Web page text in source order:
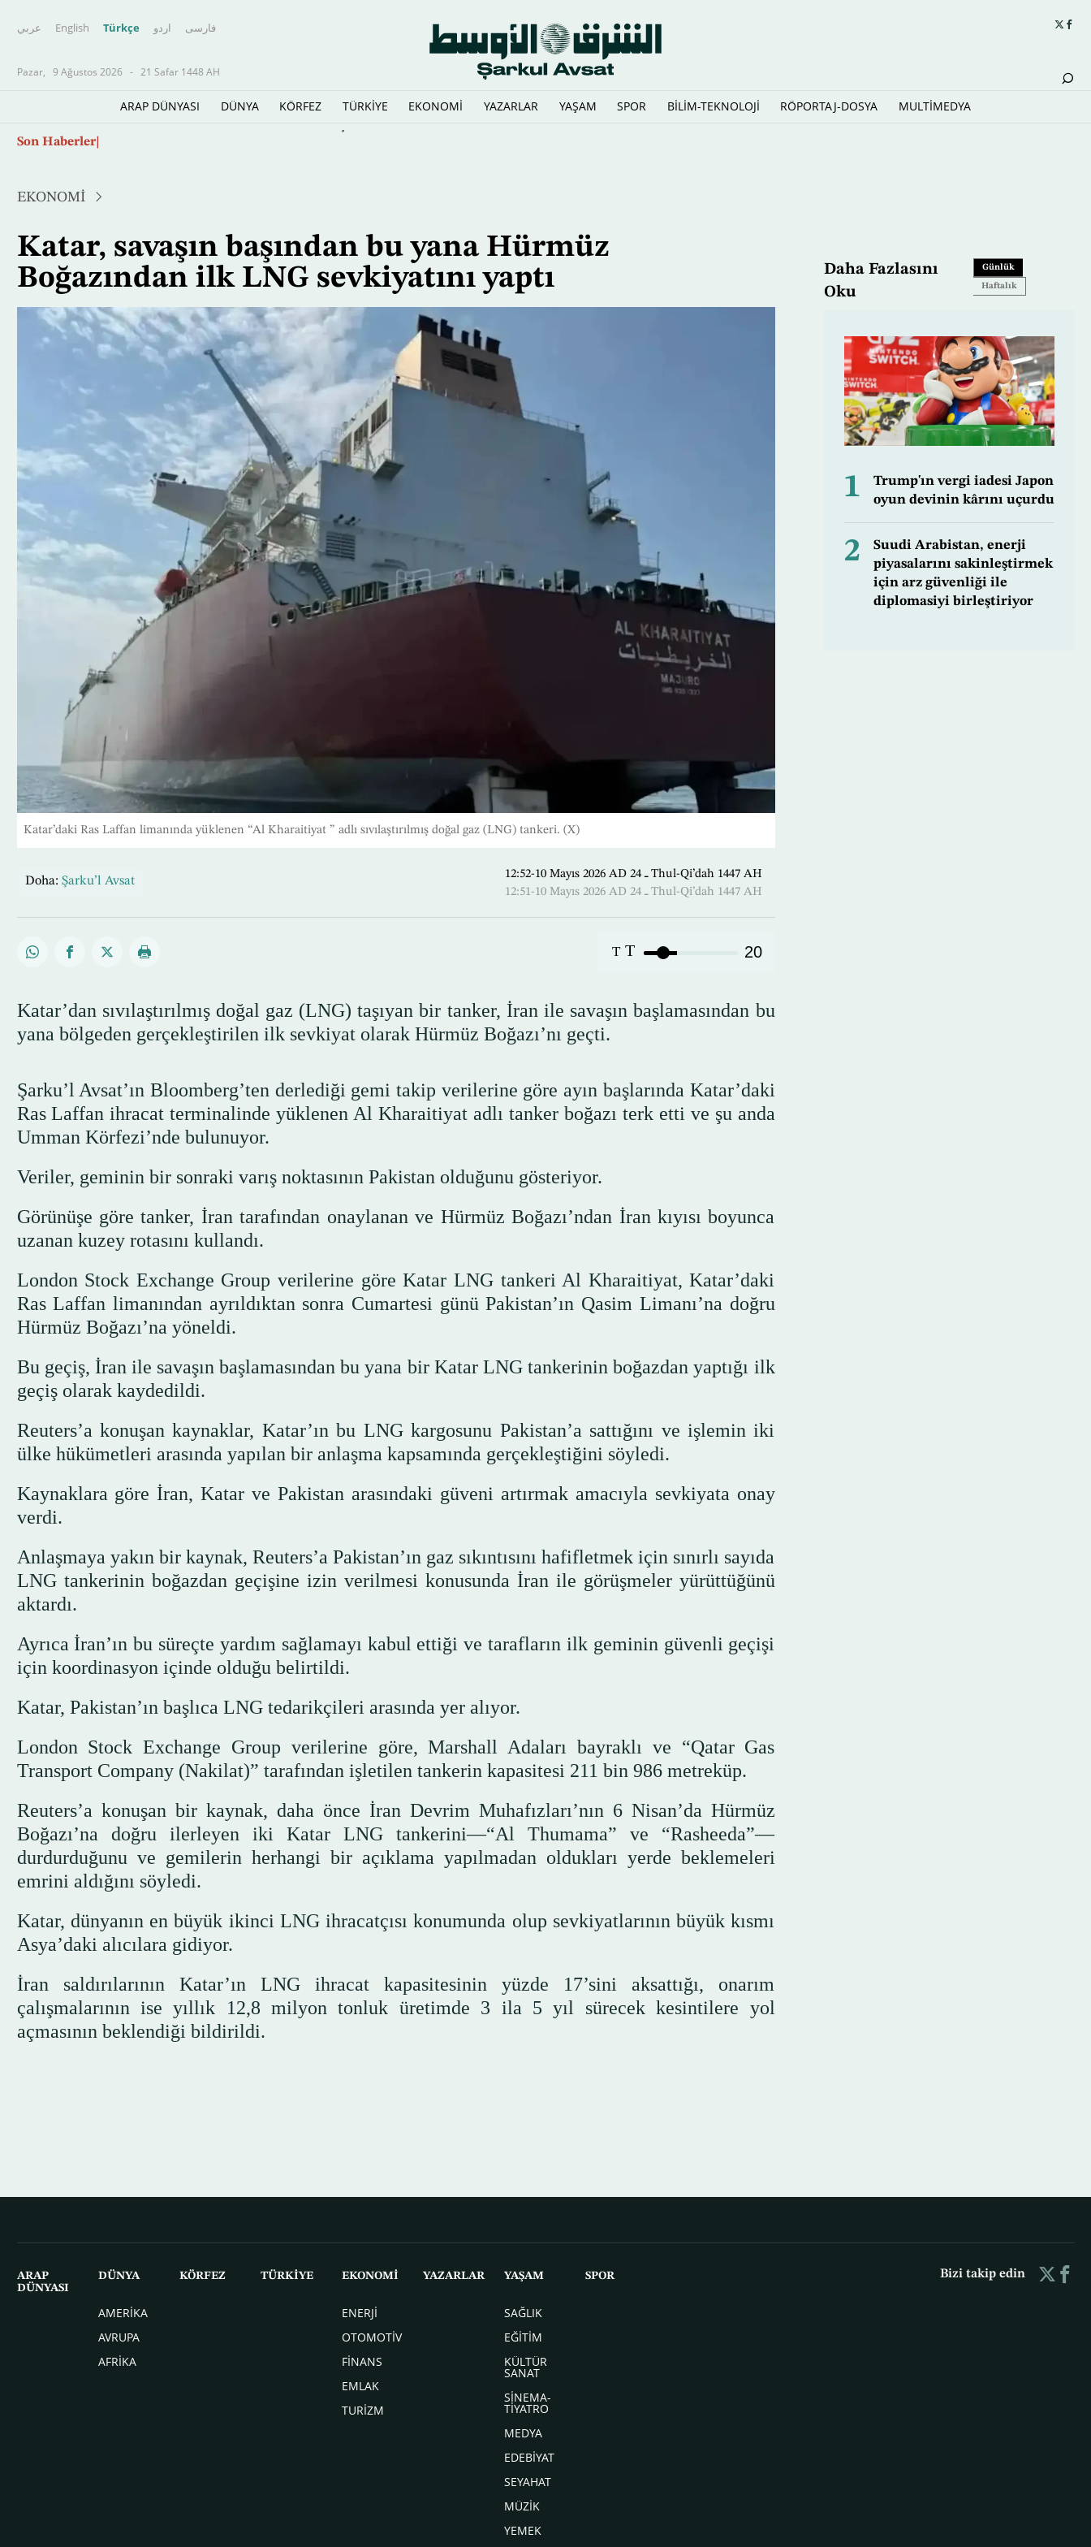
عربي English Türkçe اردو فارسى
Pazar, 9 Ağustos 2026 - 21 Safar 1448 AH
ARAP DÜNYASI DÜNYA KÖRFEZ TÜRKİYE EKONOMİ YAZARLAR YAŞAM SPOR BİLİM-TEKNOLOJİ RÖPORTAJ-DOSYA MULTİMEDYA
Ana
Son Haberler
EKONOMİ
Katar, savaşın başından bu yana Hürmüz
Boğazından ilk LNG sevkiyatını yaptı
Katar’daki Ras Laffan limanında yüklenen “Al Kharaitiyat ” adlı sıvılaştırılmış doğal gaz (LNG) tankeri. (X)
Doha: Şarku’l Avsat
12:52-10 Mayıs 2026 AD ـ 24 Thul-Qi’dah 1447 AH
12:51-10 Mayıs 2026 AD ـ 24 Thul-Qi’dah 1447 AH
T T 20
Katar’dan sıvılaştırılmış doğal gaz (LNG) taşıyan bir tanker, İran ile savaşın başlamasından bu
yana bölgeden gerçekleştirilen ilk sevkiyat olarak Hürmüz Boğazı’nı geçti.
Şarku’l Avsat’ın Bloomberg’ten derlediği gemi takip verilerine göre ayın başlarında Katar’daki
Ras Laffan ihracat terminalinde yüklenen Al Kharaitiyat adlı tanker boğazı terk etti ve şu anda
Umman Körfezi’nde bulunuyor.
Veriler, geminin bir sonraki varış noktasının Pakistan olduğunu gösteriyor.
Görünüşe göre tanker, İran tarafından onaylanan ve Hürmüz Boğazı’ndan İran kıyısı boyunca
uzanan kuzey rotasını kullandı.
London Stock Exchange Group verilerine göre Katar LNG tankeri Al Kharaitiyat, Katar’daki
Ras Laffan limanından ayrıldıktan sonra Cumartesi günü Pakistan’ın Qasim Limanı’na doğru
Hürmüz Boğazı’na yöneldi.
Bu geçiş, İran ile savaşın başlamasından bu yana bir Katar LNG tankerinin boğazdan yaptığı ilk
geçiş olarak kaydedildi.
Reuters’a konuşan kaynaklar, Katar’ın bu LNG kargosunu Pakistan’a sattığını ve işlemin iki
ülke hükümetleri arasında yapılan bir anlaşma kapsamında gerçekleştiğini söyledi.
Kaynaklara göre İran, Katar ve Pakistan arasındaki güveni artırmak amacıyla sevkiyata onay
verdi.
Anlaşmaya yakın bir kaynak, Reuters’a Pakistan’ın gaz sıkıntısını hafifletmek için sınırlı sayıda
LNG tankerinin boğazdan geçişine izin verilmesi konusunda İran ile görüşmeler yürüttüğünü
aktardı.
Ayrıca İran’ın bu süreçte yardım sağlamayı kabul ettiği ve tarafların ilk geminin güvenli geçişi
için koordinasyon içinde olduğu belirtildi.
Katar, Pakistan’ın başlıca LNG tedarikçileri arasında yer alıyor.
London Stock Exchange Group verilerine göre, Marshall Adaları bayraklı ve “Qatar Gas
Transport Company (Nakilat)” tarafından işletilen tankerin kapasitesi 211 bin 986 metreküp.
Reuters’a konuşan bir kaynak, daha önce İran Devrim Muhafızları’nın 6 Nisan’da Hürmüz
Boğazı’na doğru ilerleyen iki Katar LNG tankerini—“Al Thumama” ve “Rasheeda”—
durdurduğunu ve gemilerin herhangi bir açıklama yapılmadan oldukları yerde beklemeleri
emrini aldığını söyledi.
Katar, dünyanın en büyük ikinci LNG ihracatçısı konumunda olup sevkiyatlarının büyük kısmı
Asya’daki alıcılara gidiyor.
İran saldırılarının Katar’ın LNG ihracat kapasitesinin yüzde 17’sini aksattığı, onarım
çalışmalarının ise yıllık 12,8 milyon tonluk üretimde 3 ila 5 yıl sürecek kesintilere yol
açmasının beklendiği bildirildi.
Daha Fazlasını
Oku
Günlük
Haftalık
1
Trump'ın vergi iadesi Japon
oyun devinin kârını uçurdu
2
Suudi Arabistan, enerji
piyasalarını sakinleştirmek
için arz güvenliği ile
diplomasiyi birleştiriyor
ARAP
DÜNYASI
DÜNYA
AMERİKA
AVRUPA
AFRİKA
KÖRFEZ TÜRKİYE EKONOMİ
ENERJİ
OTOMOTİV
FİNANS
EMLAK
TURİZM
YAZARLAR YAŞAM
SAĞLIK
EĞİTİM
KÜLTÜR
SANAT
SİNEMA-
TİYATRO
MEDYA
EDEBİYAT
SEYAHAT
MÜZİK
YEMEK
SPOR Bizi takip edin